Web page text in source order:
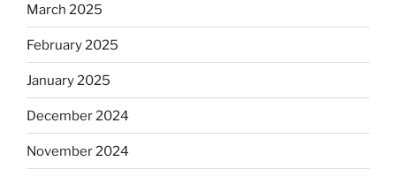
March 2025
February 2025
January 2025
December 2024
November 2024